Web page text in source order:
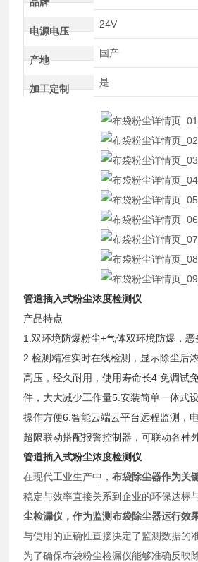
电源电压
24V
产地
国产
加工定制
是
管道插入式粉尘浓度检测仪
产品特点
1.双环境防爆粉尘+气体双环境防爆，
2.检测精准实时在线检测，显示除尘后
高压，经久耐用，使用寿命长4.免调试
件，大大减少工作量5.安装简单一体式
操作方便6.智能云端云平台远程监测，
超限联动搭配报警控制器，可联动各种
管道插入式粉尘浓度检测仪
在现代工业生产中，布袋除尘器作为关
稳定与效率直接关系到企业的环保达标
尘检漏仪，作为监测布袋除尘器运行效
与使用的正确性直接决定了监测数据的
为了确保布袋粉尘检漏仪能够准确反映